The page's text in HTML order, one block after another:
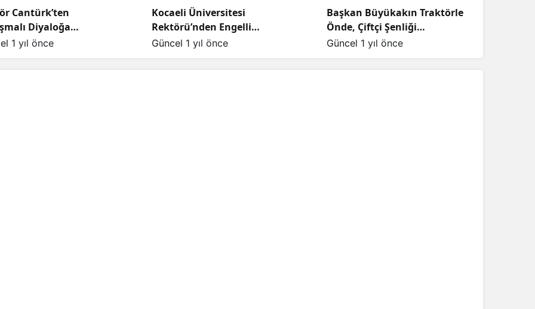
Cantürk’ten
Diyaloğa
“Sözlerim
1 yıl önce
Kocaeli Üniversitesi
Rektörü’nden Engelli
Öğrenciye Tartışma Yaratan
Güncel 1 yıl önce
Başkan Büyükakın Traktörle
Önde, Çiftçi Şenliği
Kocaeli’de Coşkuyla Sürüyor!
Güncel 1 yıl önce